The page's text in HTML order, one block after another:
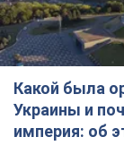
Какой была
Украины и
империя: об